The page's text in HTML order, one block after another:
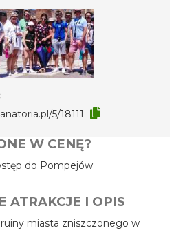
5/18111
W CENĘ?
do Pompejów
ATRAKCJE I OPIS
miasta zniszczonego w